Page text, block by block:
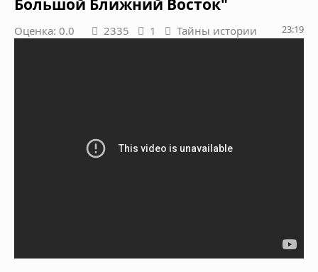
Большой Ближний Восток"
Оценка: 0.0 2335 1 Тайны истории 23:19